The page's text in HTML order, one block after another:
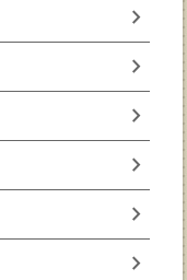
chevron_right
chevron_right
chevron_right
chevron_right
chevron_right
chevron_right